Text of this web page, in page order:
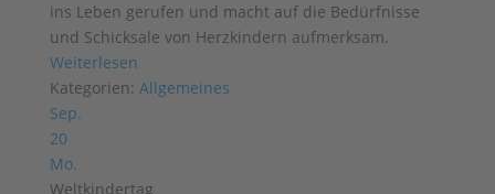
ins Leben gerufen und macht auf die Bedürfnisse
und Schicksale von Herzkindern aufmerksam.
Weiterlesen
Kategorien: Allgemeines
Sep.
20
Mo.
Weltkindertag